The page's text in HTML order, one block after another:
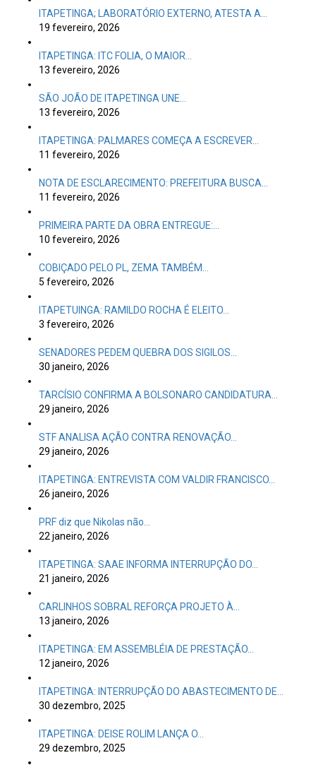
ITAPETINGA; LABORATÓRIO EXTERNO, ATESTA A…
19 fevereiro, 2026
ITAPETINGA: ITC FOLIA, O MAIOR…
13 fevereiro, 2026
SÃO JOÃO DE ITAPETINGA UNE…
13 fevereiro, 2026
ITAPETINGA: PALMARES COMEÇA A ESCREVER…
11 fevereiro, 2026
NOTA DE ESCLARECIMENTO: PREFEITURA BUSCA…
11 fevereiro, 2026
PRIMEIRA PARTE DA OBRA ENTREGUE:…
10 fevereiro, 2026
COBIÇADO PELO PL, ZEMA TAMBÉM…
5 fevereiro, 2026
ITAPETUINGA: RAMILDO ROCHA É ELEITO…
3 fevereiro, 2026
SENADORES PEDEM QUEBRA DOS SIGILOS…
30 janeiro, 2026
TARCÍSIO CONFIRMA A BOLSONARO CANDIDATURA…
29 janeiro, 2026
STF ANALISA AÇÃO CONTRA RENOVAÇÃO…
29 janeiro, 2026
ITAPETINGA: ENTREVISTA COM VALDIR FRANCISCO…
26 janeiro, 2026
PRF diz que Nikolas não…
22 janeiro, 2026
ITAPETINGA: SAAE INFORMA INTERRUPÇÃO DO…
21 janeiro, 2026
CARLINHOS SOBRAL REFORÇA PROJETO À…
13 janeiro, 2026
ITAPETINGA: EM ASSEMBLÉIA DE PRESTAÇÃO…
12 janeiro, 2026
ITAPETINGA: INTERRUPÇÃO DO ABASTECIMENTO DE…
30 dezembro, 2025
ITAPETINGA: DEISE ROLIM LANÇA O…
29 dezembro, 2025